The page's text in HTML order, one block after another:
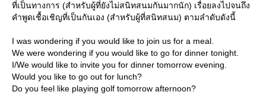
ที่เป็นทางการ (สำหรับผู้ที่ยังไม่สนิทสนมกันมากนัก) เรื่อยลงไปจนถึง
คำพูดเชื้อเชิญที่เป็นกันเอง (สำหรับผู้ที่สนิทสนม) ตามลำดับดังนี้
I was wondering if you would like to join us for a meal.
We were wondering if you would like to go for dinner tonight.
I/We would like to invite you for dinner tomorrow evening.
Would you like to go out for lunch?
Do you feel like playing golf tomorrow afternoon?